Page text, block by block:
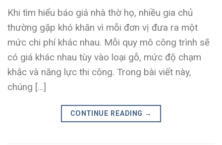
Khi tìm hiểu báo giá nhà thờ họ, nhiều gia chủ
thường gặp khó khăn vì mỗi đơn vị đưa ra một
mức chi phí khác nhau. Mỗi quy mô công trình sẽ
có giá khác nhau tùy vào loại gỗ, mức độ chạm
khắc và năng lực thi công. Trong bài viết này,
chúng […]
CONTINUE READING →